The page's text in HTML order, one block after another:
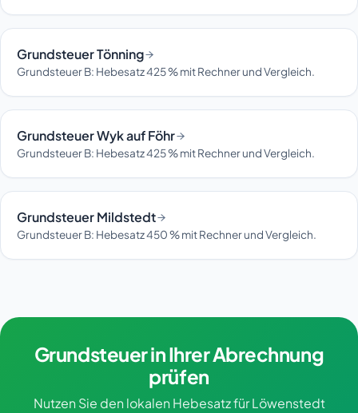
Grundsteuer Tönning
Grundsteuer B: Hebesatz 425 % mit Rechner und Vergleich.
Grundsteuer Wyk auf Föhr
Grundsteuer B: Hebesatz 425 % mit Rechner und Vergleich.
Grundsteuer Mildstedt
Grundsteuer B: Hebesatz 450 % mit Rechner und Vergleich.
Grundsteuer in Ihrer Abrechnung
prüfen
Nutzen Sie den lokalen Hebesatz für Löwenstedt